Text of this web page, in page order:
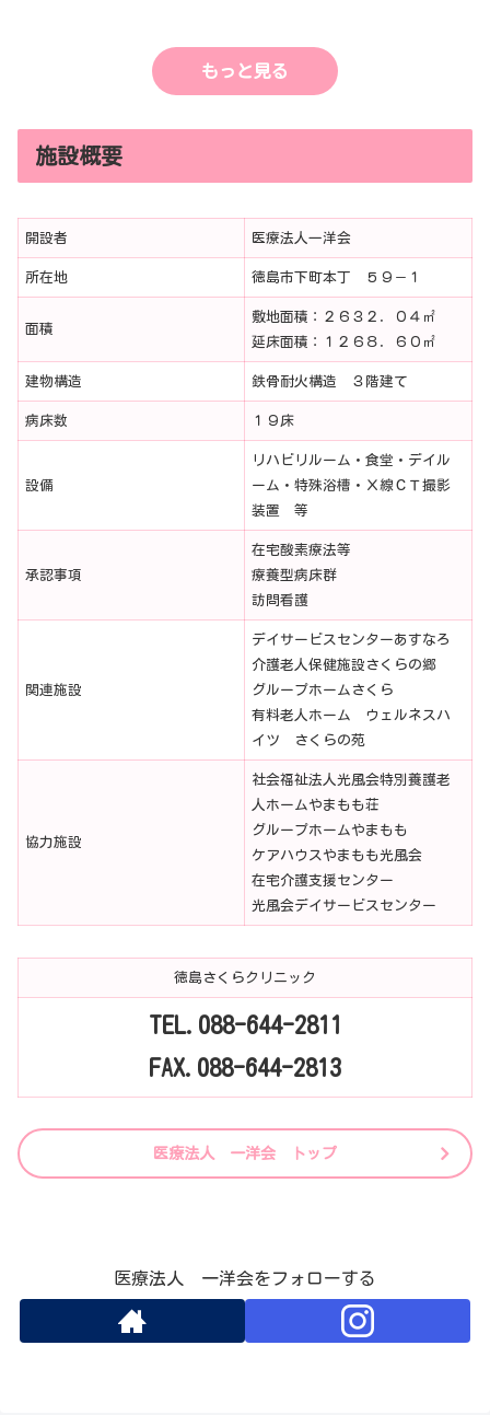
もっと見る
施設概要
開設者 医療法人一洋会
所在地 徳島市下町本丁 ５９－１
面積
敷地面積：２６３２．０４㎡
延床面積：１２６８．６０㎡
建物構造 鉄骨耐火構造 ３階建て
病床数 １９床
設備
リハビリルーム・食堂・デイル
ーム・特殊浴槽・Ｘ線ＣＴ撮影
装置 等
承認事項
在宅酸素療法等
療養型病床群
訪問看護
関連施設
デイサービスセンターあすなろ
介護老人保健施設さくらの郷
グループホームさくら
有料老人ホーム ウェルネスハ
イツ さくらの苑
協力施設
社会福祉法人光風会特別養護老
人ホームやまもも荘
グループホームやまもも
ケアハウスやまもも光風会
在宅介護支援センター
光風会デイサービスセンター
徳島さくらクリニック
TEL.088-644-2811
FAX.088-644-2813
医療法人 一洋会 トップ
医療法人 一洋会をフォローする